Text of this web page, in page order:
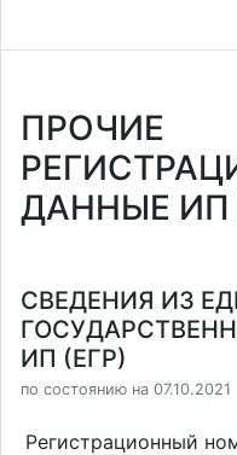
ПРОЧИЕ
ДАННЫЕ ИП
СВЕДЕНИЯ ИЗ
ИП (ЕГР)
по состоянию на 07.10.2021
Регистрационный